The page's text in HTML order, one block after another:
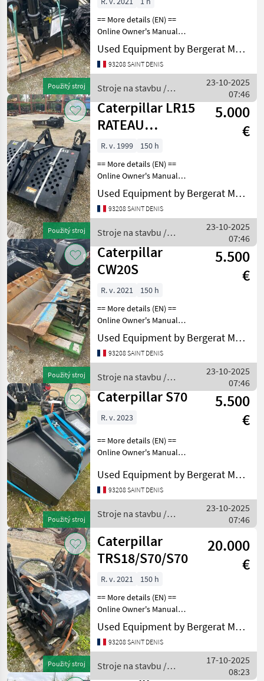
Agri Manutention
Zobrazit
všech
14
MARKETPLACE
Marketplace
Nabídky
prodejců
Inzeráty
Použitý stroj
== More details (EN) ==
Online Owner's Manual
Stroje na stavbu Lyžica
bagra
Used Equipment by Bergerat Monnoyeur
93208 SAINT DENIS
Stroje na stavbu /
Caterpillar
23-10-2025
07:46
Použitý stroj
Caterpillar LR15
RATEAU
PAYSAGE
5.000
€
R. v. 1999
150 h
== More details (EN) ==
Online Owner's Manual
Stroje na stavbu Lyžica
bagra
Used Equipment by Bergerat Monnoyeur
93208 SAINT DENIS
Stroje na stavbu /
Caterpillar
23-10-2025
07:46
Použitý stroj
Caterpillar
CW20S
5.500
€
R. v. 2021
150 h
== More details (EN) ==
Online Owner's Manual
Stroje na stavbu Lyžica
bagra
Used Equipment by Bergerat Monnoyeur
93208 SAINT DENIS
Stroje na stavbu /
Caterpillar
23-10-2025
07:46
Použitý stroj
Caterpillar S70
5.500
€
R. v. 2023
== More details (EN) ==
Online Owner's Manual
bagra
Used Equipment by Bergerat Monnoyeur
93208 SAINT DENIS
Stroje na stavbu /
Caterpillar
23-10-2025
07:46
Použitý stroj
Caterpillar
TRS18/S70/S70
20.000
€
R. v. 2021
150 h
== More details (EN) ==
Online Owner's Manual
Stroje na stavbu Lyžica
bagra
Used Equipment by Bergerat Monnoyeur
93208 SAINT DENIS
Stroje na stavbu /
Caterpillar
17-10-2025
08:23